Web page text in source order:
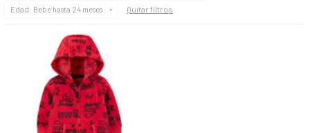
Edad: Bebe hasta 24 meses Quitar filtros